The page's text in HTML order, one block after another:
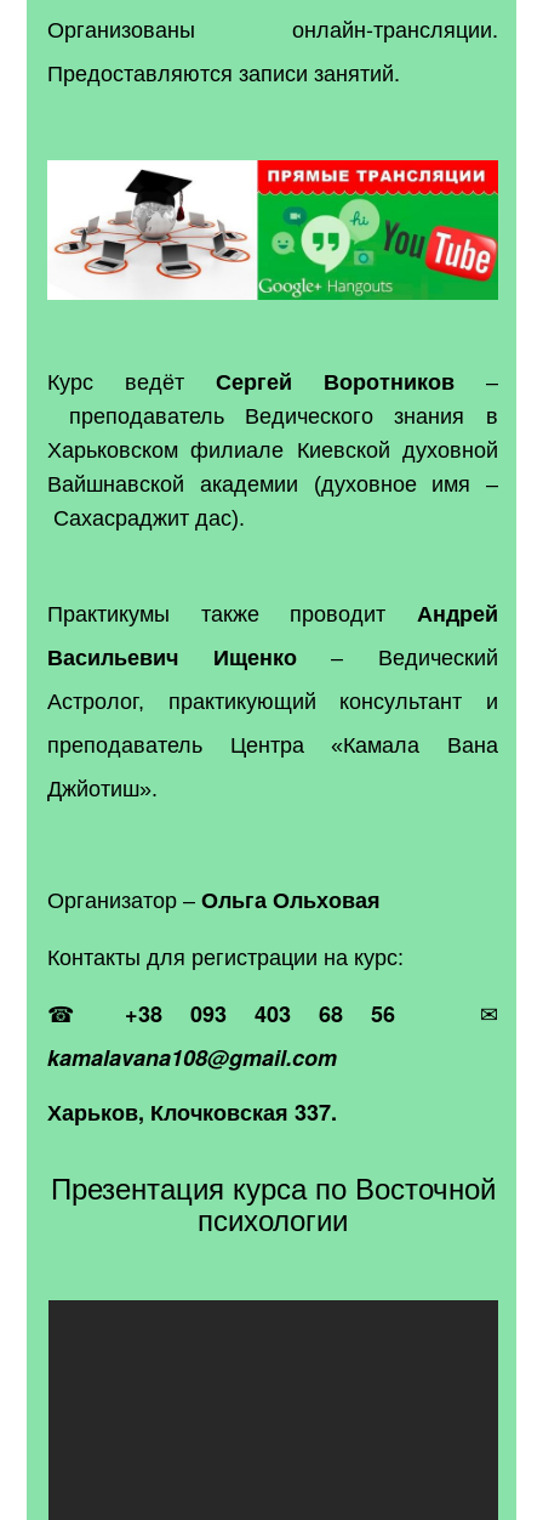
Организованы онлайн-трансляции.
Предоставляются записи занятий.
Курс ведёт Сергей Воротников
–
преподаватель Ведического знания в
Харьковском филиале Киевской духовной
Вайшнавской академии (духовное имя –
Сахасраджит дас).
Практикумы также проводит
Андрей
Васильевич Ищенко
–
Ведический
Астролог,
практикующий консультант и
преподаватель Центра «Камала Вана
Джйотиш».
Организатор – Ольга Ольховая
Контакты для регистрации на курс:
☎ +38 093 403 68 56 ✉
kamalavana108@gmail.com
Харьков, Клочковская 337.
Презентация курса по Восточной
психологии